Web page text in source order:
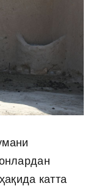
катта